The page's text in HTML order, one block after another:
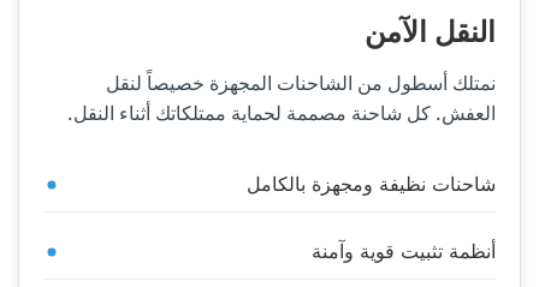
النقل الآمن
نمتلك أسطول من الشاحنات المجهزة خصيصاً لنقل
العفش. كل شاحنة مصممة لحماية ممتلكاتك أثناء النقل.
شاحنات نظيفة ومجهزة بالكامل
أنظمة تثبيت قوية وآمنة